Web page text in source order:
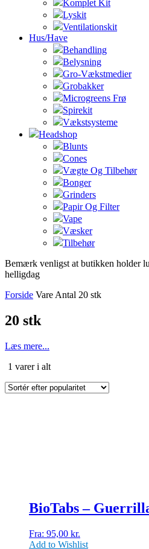
Komplet Kit
Lyskit
Ventilationskit
Hus/Have
Behandling
Belysning
Gro-Vækstmedier
Grobakker
Microgreens Frø
Spirekit
Vækstsysteme
Headshop
Blunts
Cones
Vægte Og Tilbehør
Bonger
Grinders
Papir Og Filter
Vape
Væsker
Tilbehør
Bemærk venligst at butikken holder
helligdag
Forside Vare Antal 20 stk
20 stk
Læs mere...
1 varer i altSorteret
popularitet
BioTabs –
Fra: 95,00 kr.
varesiden
Add to Wishlist